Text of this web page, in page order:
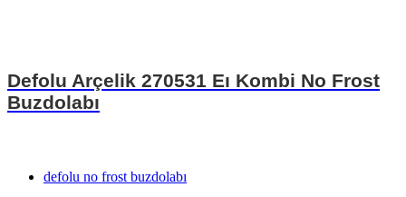
Defolu Arçelik 270531 Eı Kombi No Frost
Buzdolabı
defolu no frost buzdolabı